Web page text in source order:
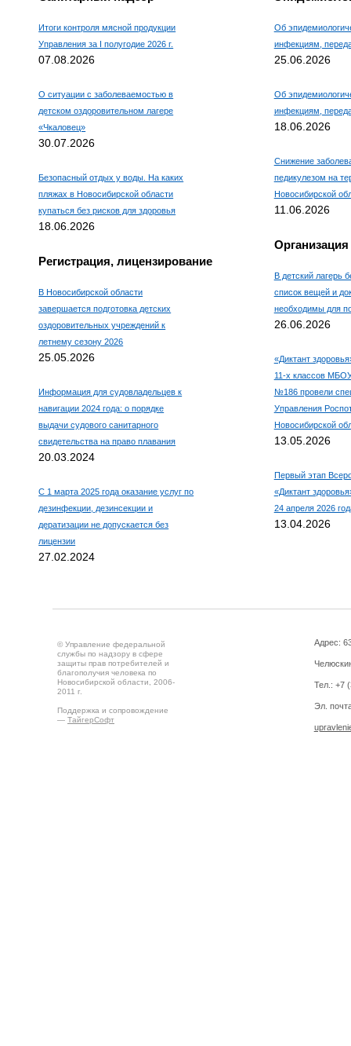
Итоги контроля мясной продукции
Управления за I полугодие 2026 г.
07.08.2026
О ситуации с заболеваемостью в
детском оздоровительном лагере
«Чкаловец»
30.07.2026
Безопасный отдых у воды. На каких
пляжах в Новосибирской области
купаться без рисков для здоровья
18.06.2026
Регистрация, лицензирование
В Новосибирской области
завершается подготовка детских
оздоровительных учреждений к
летнему сезону 2026
25.05.2026
Информация для судовладельцев к
навигации 2024 года: о порядке
выдачи судового санитарного
свидетельства на право плавания
20.03.2024
С 1 марта 2025 года оказание услуг по
дезинфекции, дезинсекции и
дератизации не допускается без
лицензии
27.02.2024
Об
инфекциям,
25.06.2026
Об
инфекциям,
18.06.2026
Снижение
педикулезом на
Новосибирской
11.06.2026
В детский лагерь
список вещей и
необходимы для
26.06.2026
«Диктант
11-х классов
№186 провели
Управления
Новосибирской
13.05.2026
Первый этап
«Диктант
24 апреля 2026
13.04.2026
© Управление федеральной
службы по надзору в сфере
защиты прав потребителей и
благополучия человека по
Новосибирской области, 2006-
2011 г.
Поддержка и сопровождение
— ТайгерСофт
Адрес:
Тел.: +7
Эл.